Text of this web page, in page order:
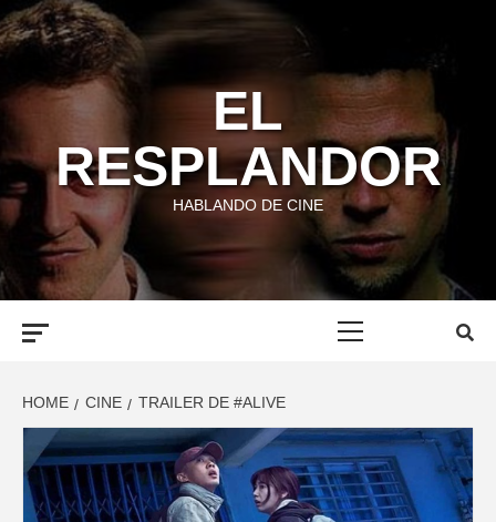
Skip
to
EL
RESPLANDOR
HABLANDO DE CINE
HOME CINE TRAILER DE #ALIVE